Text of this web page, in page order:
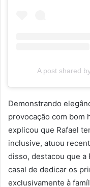
A post shared
Demonstrando
provocação com bom
explicou que Rafael
inclusive, atuou
disso, destacou que a
casal de dedicar os
exclusivamente à